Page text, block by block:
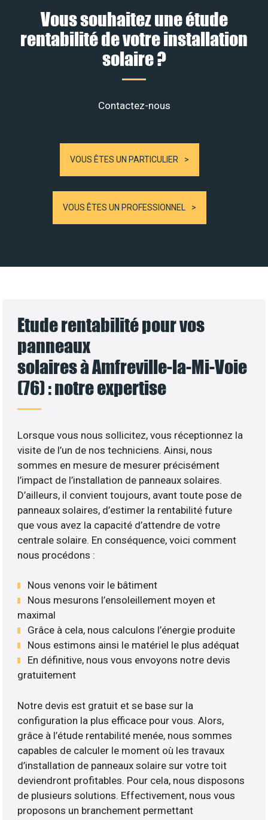
Vous souhaitez une étude
rentabilité de votre installation
solaire ?
Contactez-nous
VOUS ÊTES UN PARTICULIER
VOUS ÊTES UN PROFESSIONNEL
Etude rentabilité pour vos
panneaux
solaires à Amfreville-la-Mi-Voie
(76) : notre expertise
Lorsque vous nous sollicitez, vous réceptionnez la
visite de l’un de nos techniciens. Ainsi, nous
sommes en mesure de mesurer précisément
l’impact de l’installation de panneaux solaires.
D’ailleurs, il convient toujours, avant toute pose de
panneaux solaires, d’estimer la rentabilité future
que vous avez la capacité d’attendre de votre
centrale solaire. En conséquence, voici comment
nous procédons :
Nous venons voir le bâtiment
Nous mesurons l’ensoleillement moyen et
maximal
Grâce à cela, nous calculons l’énergie produite
Nous estimons ainsi le matériel le plus adéquat
En définitive, nous vous envoyons notre devis
gratuitement
Notre devis est gratuit et se base sur la
configuration la plus efficace pour vous. Alors,
grâce à l’étude rentabilité menée, nous sommes
capables de calculer le moment où les travaux
d’installation de panneaux solaire sur votre toit
deviendront profitables. Pour cela, nous disposons
de plusieurs solutions. Effectivement, nous vous
proposons un branchement permettant